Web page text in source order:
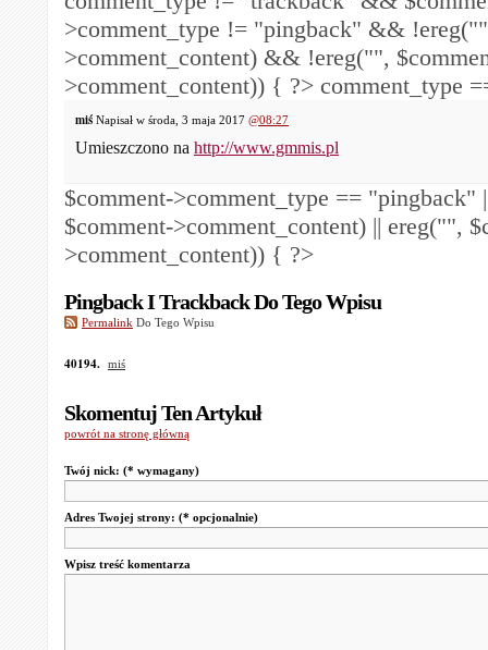
>comment_type != "pingback" && !ereg("
>comment_content) && !ereg("",
>comment_content)) { ?>
miś Napisał w środa, 3 maja 2017 @08:27
Umieszczono na http://www.gmmis.pl
comment_type
$comment->comment_type == "pingback"
$comment->comment_content) || ereg("",
>comment_content)) { ?>
Pingback I Trackback Do Tego Wpisu
Permalink Do Tego Wpisu
40194. miś
Skomentuj Ten Artykuł
powrót na stronę główną
Twój nick: (* wymagany)
Adres Twojej strony: (* opcjonalnie)
Wpisz treść komentarza